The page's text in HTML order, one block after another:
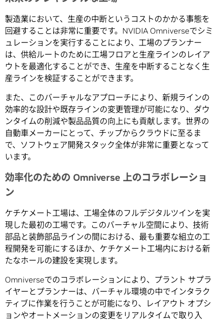
製造業において、生産の中断というコストのかかる事態を
回避することは非常に重要です。NVIDIA Omniverseでシミ
ュレーションを実行することにより、工場のプランナー
は、供給ルートのために工場フロアと生産ラインのレイア
ウトを最適化することができ、生産を中断することなく生
産ラインを検証することができます。
また、このバーチャルなアプローチにより、新規ラインの
効率的な設計や既存ラインの変更管理が可能になり、ダウ
ンタイムの削減や製品品質の向上にも貢献します。世界の
自動車メーカーにとって、チップからクラウドに至るま
で、ソフトウェア開発スタック全体が非常に重要となって
います。
効率化のための Omniverse 上のコラボレーショ
ン
ケチケメート工場は、工場全体のフルデジタルツインを実
現した最初の工場です。このバーチャル空間により、技術
部品と装飾部品ラインの間における、最も重要な組立の工
程開発を可能にするほか、ケチケメート工場内における新
たなホールの建設を実現します。
Omniverseでのコラボレーションにより、プラント サプラ
イヤーとプランナーは、バーチャル環境の中でインタラク
ティブに作業を行うことが可能になり、レイアウト オプシ
ョンやオートメーションの変更をリアルタイムで取り入